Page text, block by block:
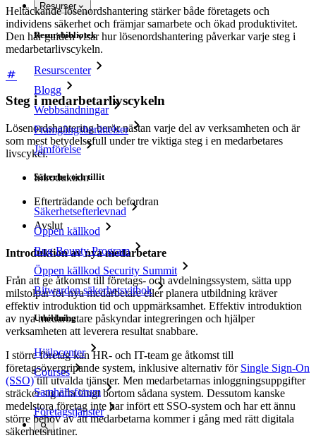
Resurser
Resursbibliotek
Resurscenter
Blogg
Webbsändningar
Framgångsberättelser
Jämförelse
Säkerhet och tillit
Säkerhetsefterlevnad
Öppen källkod
Bug Bounty Program
Öppen källkod Security Summit
Bitwarden säkerhetsvitbok
Utbildning
Hjälpcenter
Courses
Samhällsforum
Företagstjänster
Heltäckande lösenordshantering stärker både företagets och
individens säkerhet och främjar samarbete och ökad produktivitet.
Den här guiden visar hur lösenordshantering påverkar varje steg i
medarbetarlivscykeln.
Steg i medarbetarlivscykeln
Lösenordshantering berör nästan varje del av verksamheten och är
som mest betydelsefull under tre viktiga steg i en medarbetares
livscykel.
Introduktion
Efterträdande och befordran
Avslut
Introduktion av nya medarbetare
Från att ge åtkomst till företags- och avdelningssystem, sätta upp
milstolpar för nya medarbetare eller planera utbildning kräver
effektiv introduktion tid och uppmärksamhet. Effektiv introduktion
av nya medarbetare påskyndar integreringen och hjälper
verksamheten att leverera resultat snabbare.
I större företag kan HR- och IT-team ge åtkomst till
företagsövergripande system, inklusive alternativ för Single Sign-On
(SSO)till utvalda tjänster. Men medarbetarnas inloggningsuppgifter
sträcker sig ofta långt bortom sådana system. Dessutom kanske
medelstora företag inte har infört ett SSO-system och har ett ännu
större behov av att medarbetarna kommer i gång med rätt digitala
säkerhetsrutiner.